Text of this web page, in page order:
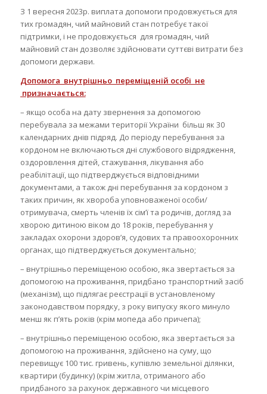
З 1 вересня 2023р. виплата допомоги продовжується для
тих громадян, чий майновий стан потребує такої
підтримки, і не продовжується для громадян, чий
майновий стан дозволяє здійснювати суттєві витрати без
допомоги держави.
Допомога внутрішньо переміщеній особі не
призначається:
– якщо особа на дату звернення за допомогою
перебувала за межами території України більш як 30
календарних днів підряд. До періоду перебування за
кордоном не включаються дні службового відрядження,
оздоровлення дітей, стажування, лікування або
реабілітації, що підтверджується відповідними
документами, а також дні перебування за кордоном з
таких причин, як хвороба уповноваженої особи/
отримувача, смерть членів їх сім’ї та родичів, догляд за
хворою дитиною віком до 18 років, перебування у
закладах охорони здоров’я, судових та правоохоронних
органах, що підтверджується документально;
– внутрішньо переміщеною особою, яка звертається за
допомогою на проживання, придбано транспортний засіб
(механізм), що підлягає реєстрації в установленому
законодавством порядку, з року випуску якого минуло
менш як п’ять років (крім мопеда або причепа);
– внутрішньо переміщеною особою, яка звертається за
допомогою на проживання, здійснено на суму, що
перевищує 100 тис. гривень, купівлю земельної ділянки,
квартири (будинку) (крім житла, отриманого або
придбаного за рахунок державного чи місцевого